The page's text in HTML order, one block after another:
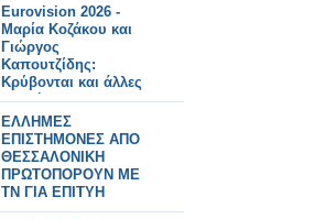
Eurovision 2026 -
Μαρία Κοζάκου και
Γιώργος
Καπουτζίδης:
Κρύβονται και άλλες
εκπλήξεις - Έχουν
φτιάξει ένα
καταπληκτικό
παραμύθι. Video
game -
ΕΛΛΗΜΕΣ
ΕΠΙΣΤΗΜΟΝΕΣ ΑΠΟ
ΘΕΣΣΑΛΟΝΙΚΗ
ΠΡΩΤΟΠΟΡΟΥΝ ΜΕ
ΤΝ ΓΙΑ ΕΠΙΤΥΗ
ΠΡΟΒΛΕΨΗ ΚΑΙΡΟΥ